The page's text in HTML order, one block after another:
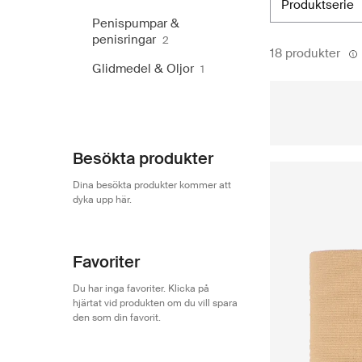
Penispumpar &
penisringar 2
Glidmedel & Oljor 1
Besökta produkter
Dina besökta produkter kommer att
dyka upp här.
Favoriter
Du har inga favoriter. Klicka på
hjärtat vid produkten om du vill spara
den som din favorit.
workshops
Rudolph Care
autentiska
produktserie
18 produkter